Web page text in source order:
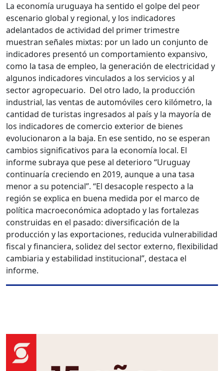
La economía uruguaya ha sentido el golpe del peor
escenario global y regional, y los indicadores
adelantados de actividad del primer trimestre
muestran señales mixtas: por un lado un conjunto de
indicadores presentó un comportamiento expansivo,
como la tasa de empleo, la generación de electricidad y
algunos indicadores vinculados a los servicios y al
sector agropecuario. Del otro lado, la producción
industrial, las ventas de automóviles cero kilómetro, la
cantidad de turistas ingresados al país y la mayoría de
los indicadores de comercio exterior de bienes
evolucionaron a la baja. En ese sentido, no se esperan
cambios significativos para la economía local. El
informe subraya que pese al deterioro “Uruguay
continuaría creciendo en 2019, aunque a una tasa
menor a su potencial”. “El desacople respecto a la
región se explica en buena medida por el marco de
política macroeconómica adoptado y las fortalezas
construidas en el pasado: diversificación de la
producción y las exportaciones, reducida vulnerabilidad
fiscal y financiera, solidez del sector externo, flexibilidad
cambiaria y estabilidad institucional”, destaca el
informe.